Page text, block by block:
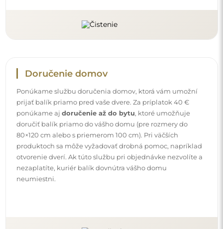
Návody
Aby bola montáž a používanie nášho zrkadla jednoduché
a bez starostí, pripravili sme pre vás podrobné návody.
Nájdete v nich všetky potrebné kroky pre správnu montáž
zrkadla, ako aj rady pre jeho údržbu, čistenie a
starostlivosť, aby ste sa mohli dlho tešiť z jeho dokonalého
vzhľadu.
Pozrite si návody na montáž a používanie.